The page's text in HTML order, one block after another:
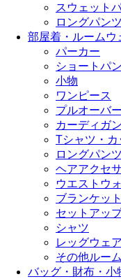
スウェット
ロングパンツ
部屋着・ルームウ
パーカー
ショートパ
小物
ワンピース
プルオーバー
カーディガン
Tシャツ・カ
ロングパンツ
ヘアアクセ
ウエストウ
ブランケット
セットアッ
シャツ
レッグウェア
その他ルー
バッグ・財布・小